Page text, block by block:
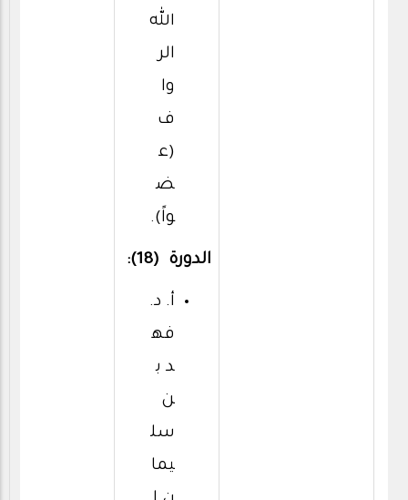
الله
الر
وا
ف
(ع
ض
واً).
الدورة (18):
أ. د.
فه
د ب
ن
سل
يما